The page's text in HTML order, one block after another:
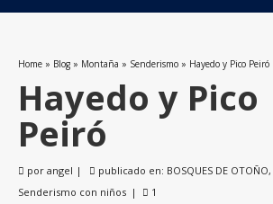
Home » Blog » Montaña » Senderismo » Hayedo y Pico Peiró
Hayedo y Pico
Peiró
por angel | publicado en: BOSQUES DE OTOÑO,
Senderismo con niños | 1